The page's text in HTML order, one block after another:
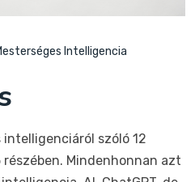
Intelligencia
szóló 12
Mindenhonnan azt